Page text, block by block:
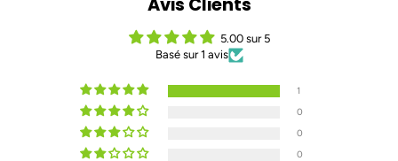
Avis Clients
5.00 sur 5
Basé sur 1 avis
1
0
0
0